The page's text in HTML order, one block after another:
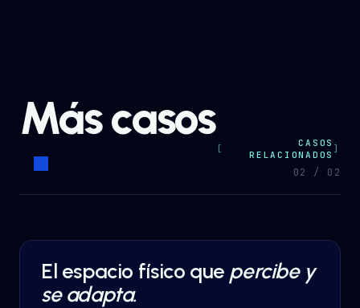
Más casos
CASOS
RELACIONADOS
02 / 0 2
AI AUTOMATION·ECOMMERCE & RETAIL
El espacio físico que percibe y
se adapta.